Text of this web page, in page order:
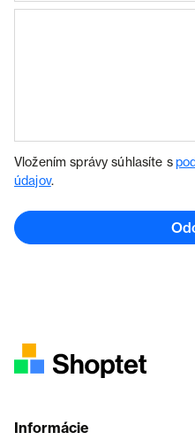
Vložením správy súhlasíte s
údajov.
Informácie